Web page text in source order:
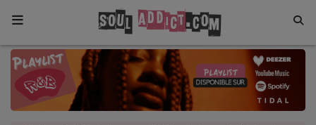
Home
Toutes les News